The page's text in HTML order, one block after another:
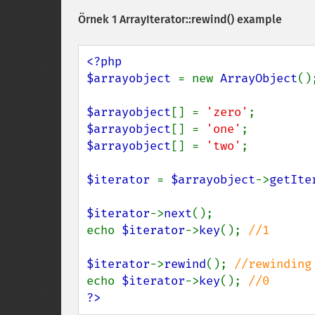
Örnek 1 ArrayIterator::rewind() example
<?php
$arrayobject = new ArrayObject
$arrayobject [] = 'zero'
$arrayobject [] = 'one'
$arrayobject [] = 'two' ;
$iterator = $arrayobject->
$iterator->next();
echo $iterator->key(); //1
$iterator->rewind();
echo $iterator->key();
?>